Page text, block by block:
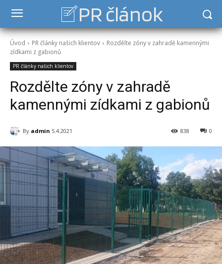
PR článok
Úvod PR články našich klientov
Rozdělte zóny v zahradě kamennými
zídkami z gabionů
PR články našich klientov
Rozdělte zóny v zahradě
kamennými zídkami z gabionů
By admin 5.4.2021 0
838